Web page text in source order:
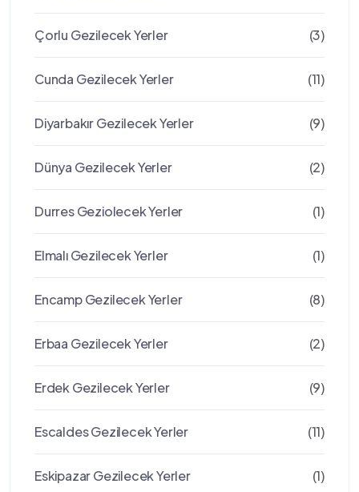
Çorlu Gezilecek Yerler (3)
Cunda Gezilecek Yerler (11)
Diyarbakır Gezilecek Yerler (9)
Dünya Gezilecek Yerler (2)
Durres Geziolecek Yerler (1)
Elmalı Gezilecek Yerler (1)
Encamp Gezilecek Yerler (8)
Erbaa Gezilecek Yerler (2)
Erdek Gezilecek Yerler (9)
Escaldes Gezilecek Yerler (11)
Eskipazar Gezilecek Yerler (1)